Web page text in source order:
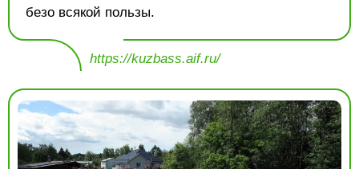
безо всякой пользы.
https://kuzbass.aif.ru/